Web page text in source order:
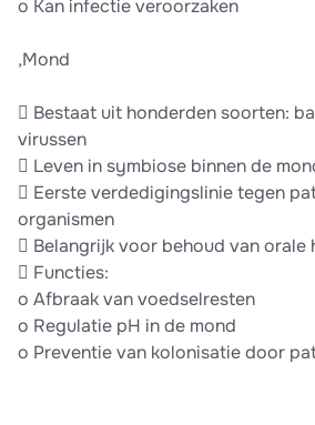
o Kan infectie veroorzaken
,Mond
 Bestaat uit honderden soorten:
virussen
 Leven in symbiose binnen de
 Eerste verdedigingslinie tegen
organismen
 Belangrijk voor behoud van orale
 Functies:
o Afbraak van voedselresten
o Regulatie pH in de mond
o Preventie van kolonisatie door